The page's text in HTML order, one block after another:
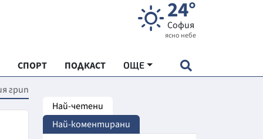
24°
София
ясно небе
СПОРТ ПОДКАСТ ОЩЕ
"ЧУДЕСАТА НА БЪЛГАРИЯ"
грип
Най-четени
Най-коментирани